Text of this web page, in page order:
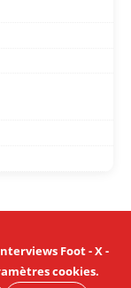
Foot-X-
cookies.